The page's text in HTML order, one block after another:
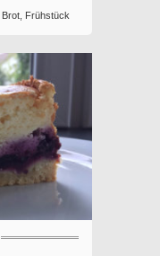
Brot, Frühstück